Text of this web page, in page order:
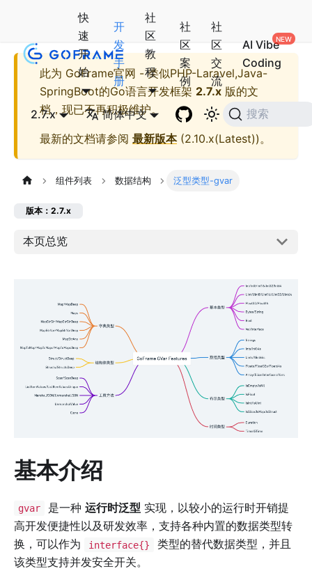
快
速
开
始
开
发
手
册
社
区
教
程
社
区
案
例
社
区
交
流
AI Vibe
Coding
2.7.x 简体中文 搜索
此为 GoFrame官网 - 类似PHP-Laravel,Java-
SpringBoot的Go语言开发框架 2.7.x 版的文
档，现已不再积极维护。
最新的文档请参阅 最新版本(2.10.x(Latest))。
组件列表 数据结构 泛型类型-gvar
版本：2.7.x
本页总览
基本介绍
gvar 是一种 运行时泛型 实现，以较小的运行时开销提
高开发便捷性以及研发效率，支持各种内置的数据类型转
换，可以作为
interface{}
类型的替代数据类型，并且
该类型支持并发安全开关。